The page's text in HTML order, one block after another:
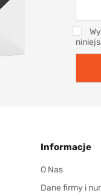
Informacje
O Nas
Dane firmy i